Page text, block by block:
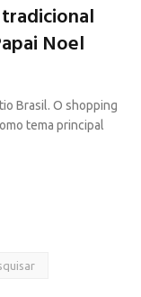
Noel
Brasil. O shopping
tema principal